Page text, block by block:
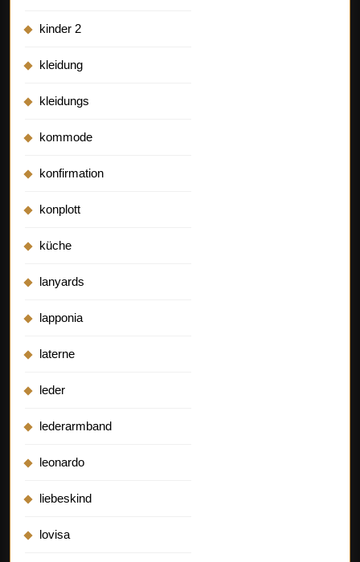
kinder 2
kleidung
kleidungs
kommode
konfirmation
konplott
küche
lanyards
lapponia
laterne
leder
lederarmband
leonardo
liebeskind
lovisa